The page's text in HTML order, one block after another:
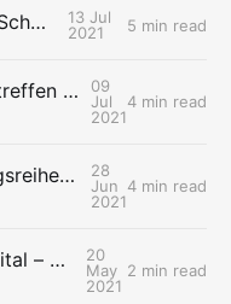
Abschlussforum der HPI Schul-Cloud
13 Jul
2021
5 min read
Das Abschlusspilotschultreffen der HPI Schul-Cloud: Wiedersehen macht Freude
09
Jul
2021
4 min read
Interview zur Fortbildungsreihe der HPI Schul-Cloud „Mit Design Thinking neue Ideen für die digitale Schule entwerfen“
28
Jun
2021
4 min read
Wettbewerb „Schule digital – so geht’s!“ startet
20
May
2021
2 min read